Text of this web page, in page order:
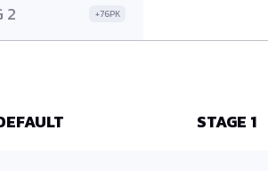
2 +76PK
STAGE 1